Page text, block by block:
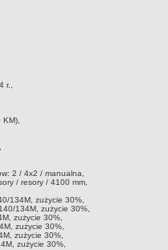
r.,
KM),
2 / 4x2 / manualna,
/ resory / 4100 mm,
134M, zużycie 30%,
134M, zużycie 30%,
zużycie 30%,
zużycie 30%,
zużycie 30%,
zużycie 30%,